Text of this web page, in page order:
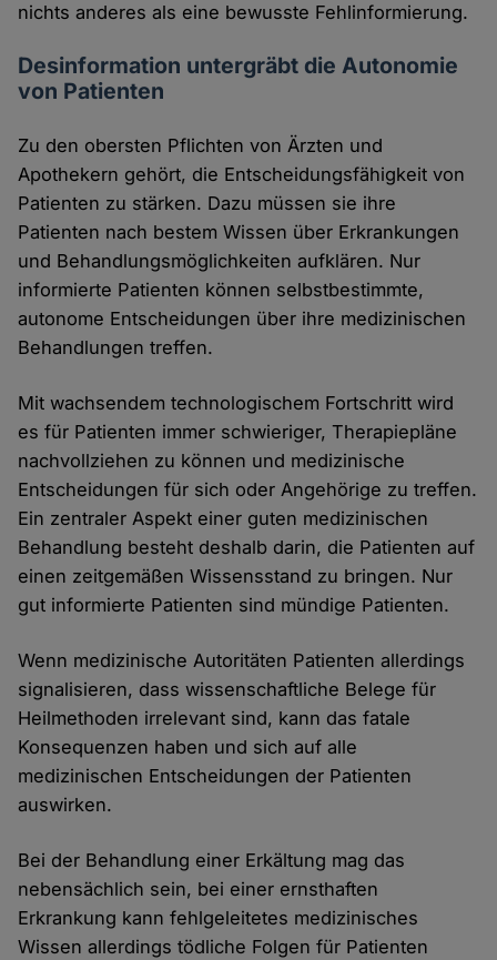
nichts anderes als eine bewusste Fehlinformierung.
Desinformation untergräbt die Autonomie
von Patienten
Zu den obersten Pflichten von Ärzten und
Apothekern gehört, die Entscheidungsfähigkeit von
Patienten zu stärken. Dazu müssen sie ihre
Patienten nach bestem Wissen über Erkrankungen
und Behandlungsmöglichkeiten aufklären. Nur
informierte Patienten können selbstbestimmte,
autonome Entscheidungen über ihre medizinischen
Behandlungen treffen.
Mit wachsendem technologischem Fortschritt wird
es für Patienten immer schwieriger, Therapiepläne
nachvollziehen zu können und medizinische
Entscheidungen für sich oder Angehörige zu treffen.
Ein zentraler Aspekt einer guten medizinischen
Behandlung besteht deshalb darin, die Patienten auf
einen zeitgemäßen Wissensstand zu bringen. Nur
gut informierte Patienten sind mündige Patienten.
Wenn medizinische Autoritäten Patienten allerdings
signalisieren, dass wissenschaftliche Belege für
Heilmethoden irrelevant sind, kann das fatale
Konsequenzen haben und sich auf alle
medizinischen Entscheidungen der Patienten
auswirken.
Bei der Behandlung einer Erkältung mag das
nebensächlich sein, bei einer ernsthaften
Erkrankung kann fehlgeleitetes medizinisches
Wissen allerdings tödliche Folgen für Patienten